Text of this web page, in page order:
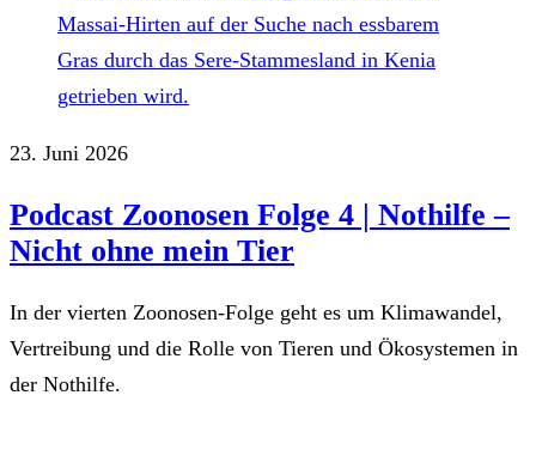
23. Juni 2026
Podcast Zoonosen Folge 4 | Nothilfe ‒
Nicht ohne mein Tier
In der vierten Zoonosen-Folge geht es um Klimawandel,
Vertreibung und die Rolle von Tieren und Ökosystemen in
der Nothilfe.